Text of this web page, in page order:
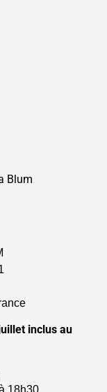
inclus au
14h à 19h
Blum